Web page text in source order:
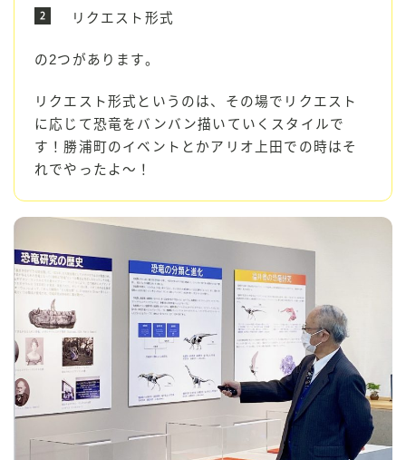
リクエスト形式
の2つがあります。
リクエスト形式というのは、その場でリクエスト
に応じて恐竜をバンバン描いていくスタイルで
す！勝浦町のイベントとかアリオ上田での時はそ
れでやったよ〜！